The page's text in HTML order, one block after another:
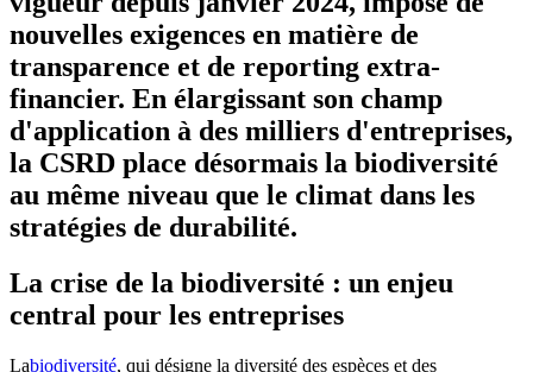
nouvelles exigences en matière de
transparence et de reporting extra-
financier. En élargissant son champ
d'application à des milliers d'entreprises,
la CSRD place désormais la biodiversité
au même niveau que le climat dans les
stratégies de durabilité.
La crise de la biodiversité : un enjeu
central pour les entreprises
Labiodiversité, qui désigne la diversité des espèces et des